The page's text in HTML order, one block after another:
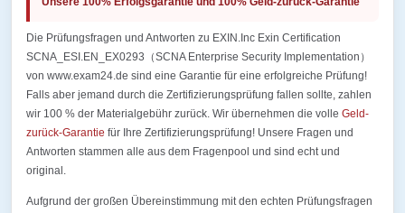
Die Prüfungsfragen und Antworten zu EXIN.Inc Exin Certification
SCNA_ESI.EN_EX0293（SCNA Enterprise Security Implementation）
von www.exam24.de sind eine Garantie für eine erfolgreiche Prüfung!
Falls aber jemand durch die Zertifizierungsprüfung fallen sollte, zahlen
wir 100 % der Materialgebühr zurück. Wir übernehmen die volle Geld-
zurück-Garantie für Ihre Zertifizierungsprüfung! Unsere Fragen und
Antworten stammen alle aus dem Fragenpool und sind echt und
original.
Aufgrund der großen Übereinstimmung mit den echten Prüfungsfragen